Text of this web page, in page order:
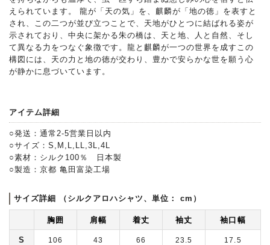
えられています。 龍が「天の気」を、麒麟が「地の徳」を表すと
され、この二つが並び立つことで、天地がひとつに結ばれる姿が
示されており、中央に架かる朱の橋は、天と地、人と自然、そし
て異なる力をつなぐ象徴です。龍と麒麟が一つの世界を成すこの
構図には、天の力と地の徳が交わり、豊かで安らかな世を願う心
が静かに息づいています。
アイテム詳細
○発送：通常2-5営業日以内
○サイズ：S,M,L,LL,3L,4L
○素材：シルク100％ 日本製
○製造：京都 亀田富染工場
サイズ詳細 （シルクアロハシャツ、単位： cm）
胸囲 肩幅 着丈 袖丈 袖口幅
S 106 43 66 23.5 17.5